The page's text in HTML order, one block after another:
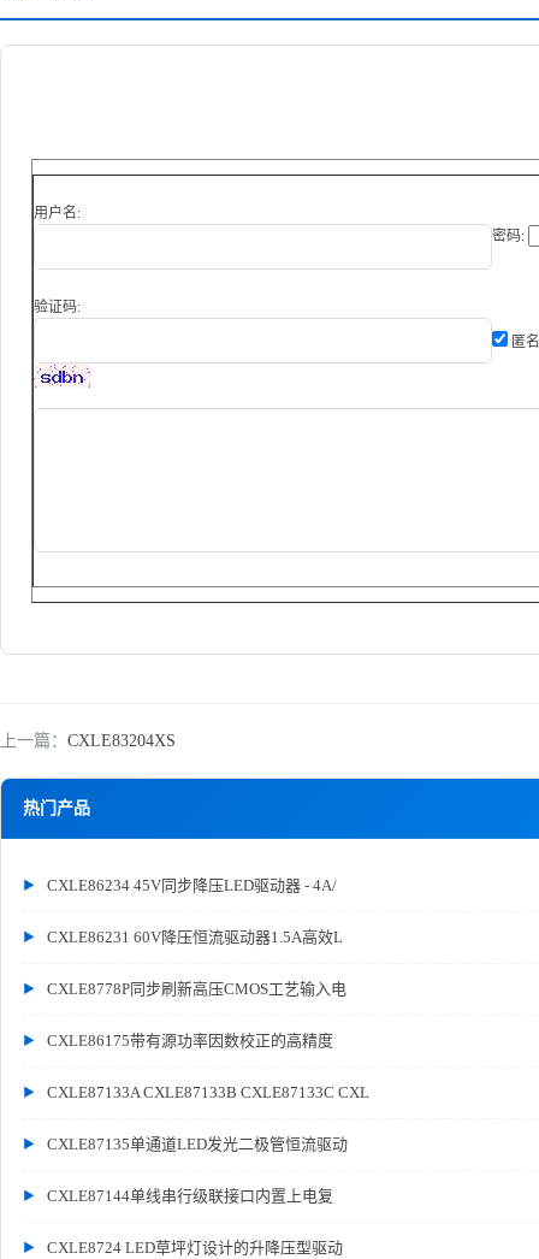
热门产品
CXLE86234 45V同步降压LED驱动器 - 4A/
CXLE86231 60V降压恒流驱动器1.5A高效L
CXLE8778P同步刷新高压CMOS工艺输入电
CXLE86175带有源功率因数校正的高精度
CXLE87133A CXLE87133B CXLE87133C CXL
CXLE87135单通道LED发光二极管恒流驱动
CXLE87144单线串行级联接口内置上电复
CXLE8724 LED草坪灯设计的升降压型驱动
用户名:
密码:
验证码:
匿
上一篇： CXLE83204XS